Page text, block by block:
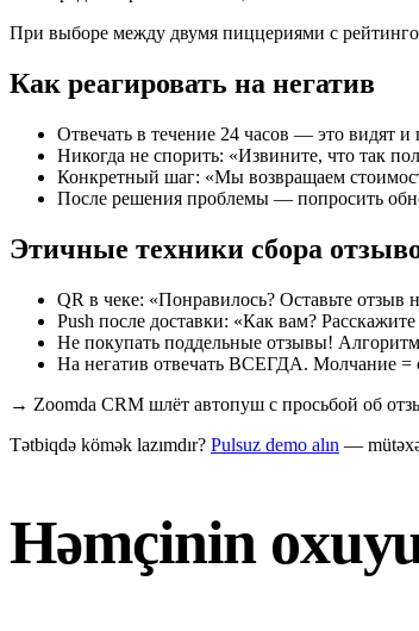
При выборе между двумя пиццериями с
Как реагировать на негатив
Отвечать в течение 24 часов — это видят
Никогда не спорить: «Извините, что так
Конкретный шаг: «Мы возвращаем
После решения проблемы — попросить
Этичные техники сбора
QR в чеке: «Понравилось? Оставьте
Push после доставки: «Как вам?
Не покупать поддельные отзывы!
На негатив отвечать ВСЕГДА. Молчание =
→ Zoomda CRM шлёт автопуш с просьбой об
Tətbiqdə kömək lazımdır? Pulsuz demo alın —
Həmçinin